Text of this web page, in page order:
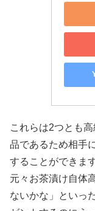
これらは2つとも
品であるため相手
することができま
元々お茶漬け自体
ないかな」といっ